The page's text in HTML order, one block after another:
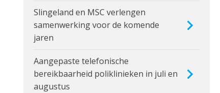
Slingeland en MSC verlengen
samenwerking voor de komende
jaren
Aangepaste telefonische
bereikbaarheid poliklinieken in juli en
augustus